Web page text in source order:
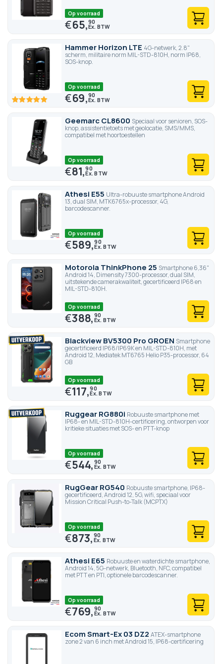
Op voorraad
€65,90
Hammer Horizon LTE 4G-netwerk, 2.8"
scherm, militaire norm MIL-STD-810H, norm IP68,
SOS-knop.
100 100
Op voorraad
€69,90
Geemarc CL8600 Speciaal voor senioren, SOS-
knop, assistentietoets met geolocatie, SMS/MMS,
compatibel met hoortoestellen
Op voorraad
€81,90
Athesi E55 Ultra-robuuste smartphone Android
13, dual SIM, MTK6765x-processor, 4G,
barcodescanner.
Op voorraad
€589,90
Motorola ThinkPhone 25 Smartphone 6,36"
Android 14, Dimensity 7300-processor, dual SIM,
uitstekende camerakwaliteit, gecertificeerd IP68 en
MIL-STD-810H.
Op voorraad
€388,90
Blackview BV5300 Pro GROEN Smartphone
gecertificeerd IP68/IP69K en MIL-STD-810H, met
Android 12, Mediatek MT6765 Helio P35-processor, 64
GB
Op voorraad
€117,90
Ruggear RG880i Robuuste smartphone met
IP68- en MIL-STD-810H-certificering, ontworpen voor
kritieke situaties met SOS- en PTT-knop
Op voorraad
€544,90
RugGear RG540 Robuuste smartphone, IP68-
gecertificeerd, Android 12, 5G, wifi, speciaal voor
Mission Critical Push-to-Talk (MCPTX)
Op voorraad
€873,90
Athesi E65 Robuuste en waterdichte smartphone,
Android 14, 5G-netwerk, Bluetooth, NFC, compatibel
met PTT en PTI, optionele barcodescanner.
Op voorraad
€769,90
Ecom Smart-Ex 03 DZ2 ATEX-smartphone
zone 2 van 6 inch met Android 15, IP68-certificering